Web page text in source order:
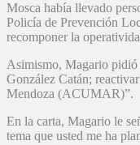
Mosca había llevado
Policía de Prevención
recomponer la
Asimismo, Magario pidió
González Catán;
Mendoza (ACUMAR)”.
En la carta, Magario le
tema que usted me ha